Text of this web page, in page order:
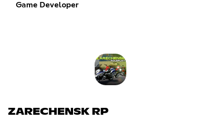
Game Developer
ZARECHENSK RP